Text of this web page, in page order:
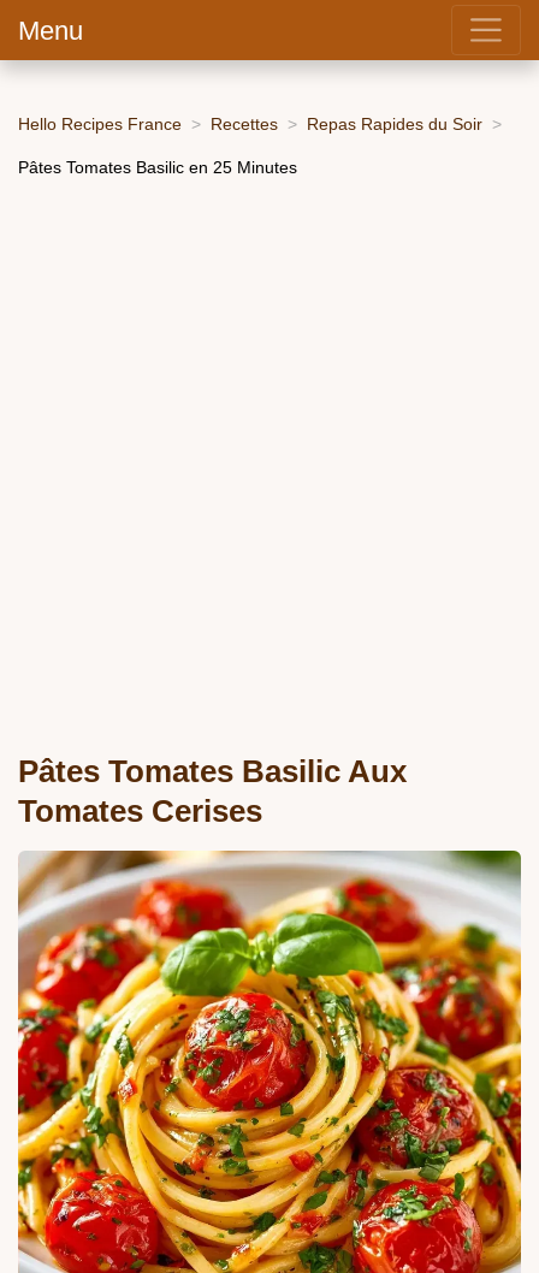
Menu
Hello Recipes France Recettes Repas Rapides du Soir
Pâtes Tomates Basilic en 25 Minutes
Pâtes Tomates Basilic Aux
Tomates Cerises